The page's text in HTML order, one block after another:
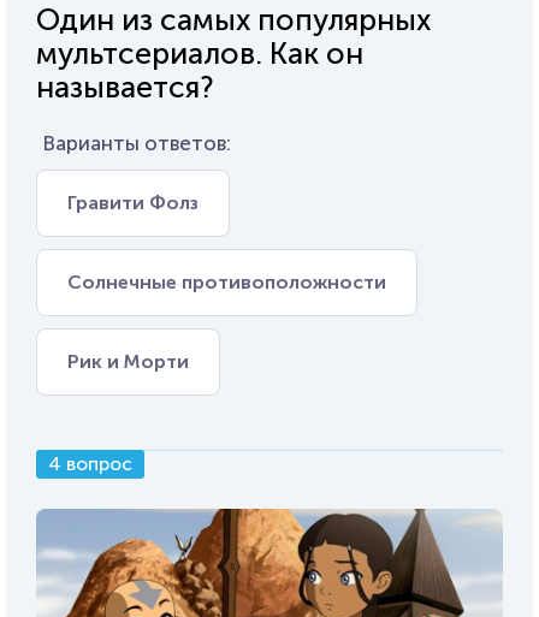
Один из самых популярных
мультсериалов. Как он
называется?
Варианты ответов:
Гравити Фолз
Солнечные противоположности
Рик и Морти
4 вопрос